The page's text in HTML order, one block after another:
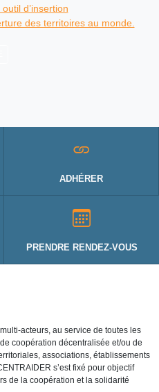
d’insertion
des territoires au monde.
ADHÉRER
PRENDRE RENDEZ-VOUS
acteurs, au service de toutes les
coopération décentralisée et/ou de
associations, établissements
s’est fixé pour objectif
de la coopération et la solidarité